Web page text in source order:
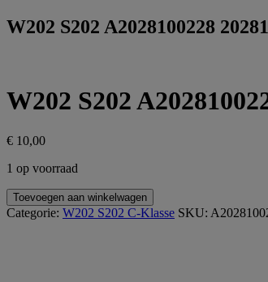
W202 S202 A2028100228
W202 S202
€ 10,00
1 op voorraad
W202
S202
A2028100228
Toevoegen aan winkelwagen
Categorie: W202 S202 C-Klasse SKU: